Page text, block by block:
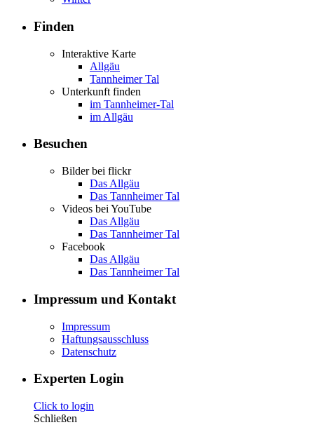
Finden
Interaktive Karte
Allgäu
Tannheimer Tal
Unterkunft finden
im Tannheimer-Tal
im Allgäu
Besuchen
Bilder bei flickr
Das Allgäu
Das Tannheimer Tal
Videos bei YouTube
Das Allgäu
Das Tannheimer Tal
Facebook
Das Allgäu
Das Tannheimer Tal
Impressum und Kontakt
Impressum
Haftungsausschluss
Datenschutz
Experten Login
Click to login
Schließen